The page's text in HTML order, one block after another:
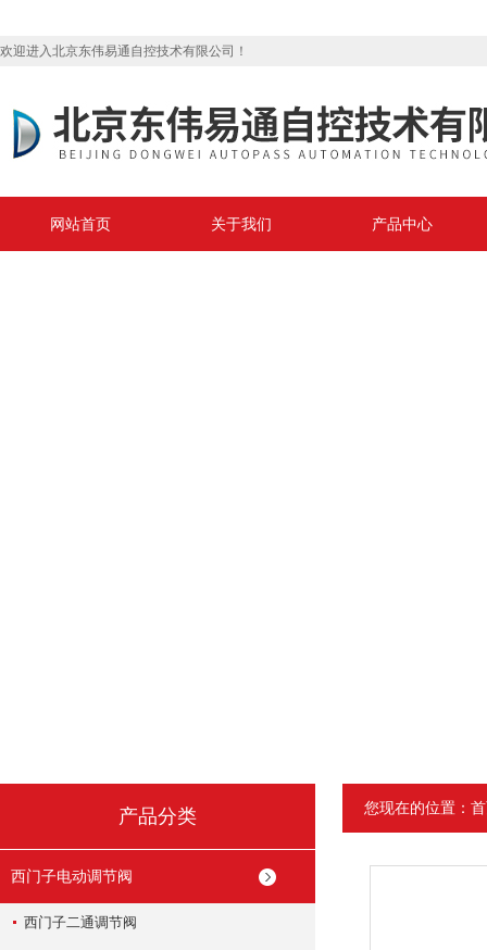
欢迎进入北京东伟易通自控技术有限公司！
网站首页 关于我们 产品中心
产品分类
西门子电动调节阀
西门子二通调节阀
您现在的位置：